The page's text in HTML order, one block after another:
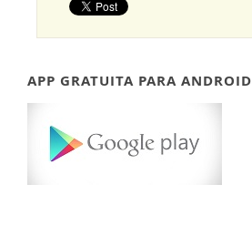
APP GRATUITA PARA ANDROID